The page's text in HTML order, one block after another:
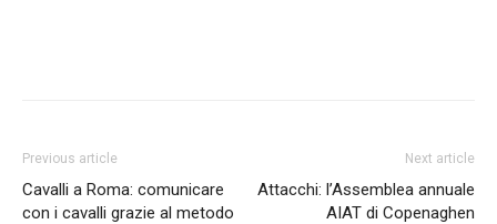
Previous article
Cavalli a Roma: comunicare
con i cavalli grazie al metodo
Next article
Attacchi: l’Assemblea annuale
AIAT di Copenaghen